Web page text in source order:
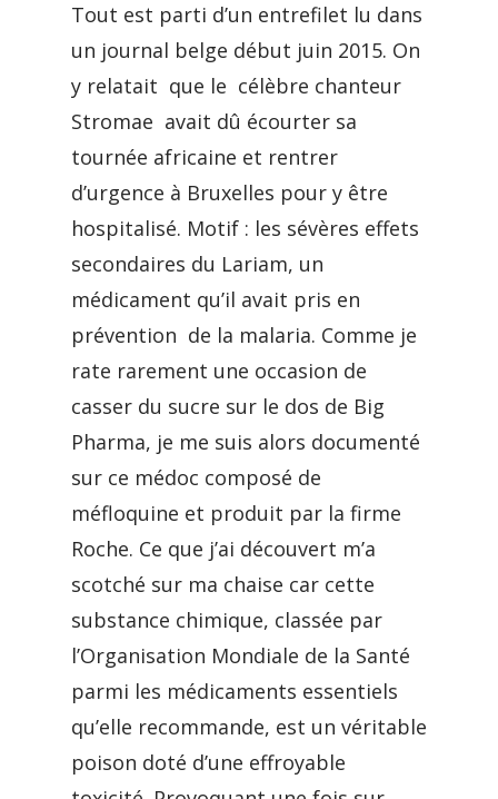
Tout est parti d’un entrefilet lu dans
un journal belge début juin 2015. On
y relatait que le célèbre chanteur
Stromae avait dû écourter sa
tournée africaine et rentrer
d’urgence à Bruxelles pour y être
hospitalisé. Motif : les sévères effets
secondaires du Lariam, un
médicament qu’il avait pris en
prévention de la malaria. Comme je
rate rarement une occasion de
casser du sucre sur le dos de Big
Pharma, je me suis alors documenté
sur ce médoc composé de
méfloquine et produit par la firme
Roche. Ce que j’ai découvert m’a
scotché sur ma chaise car cette
substance chimique, classée par
l’Organisation Mondiale de la Santé
parmi les médicaments essentiels
qu’elle recommande, est un véritable
poison doté d’une effroyable